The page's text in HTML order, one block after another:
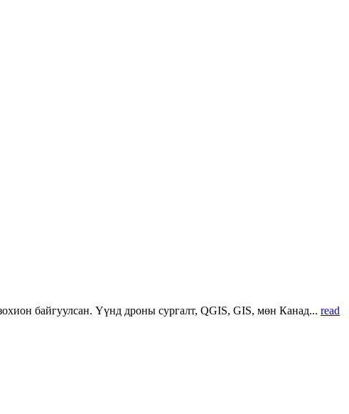
байгуулсан. Үүнд дроны сургалт, QGIS, GIS, мөн Канад... read